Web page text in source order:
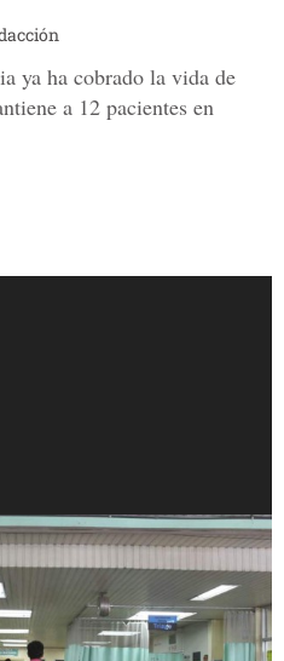
ya ha cobrado la vida de
a 12 pacientes en